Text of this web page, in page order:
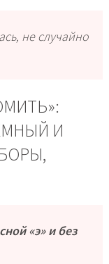
не случайно
И
«э» и без